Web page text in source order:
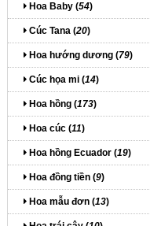
Hoa Baby (54)
Cúc Tana (20)
Hoa hướng dương (79)
Cúc họa mi (14)
Hoa hồng (173)
Hoa cúc (11)
Hoa hồng Ecuador (19)
Hoa đồng tiền (9)
Hoa mẫu đơn (13)